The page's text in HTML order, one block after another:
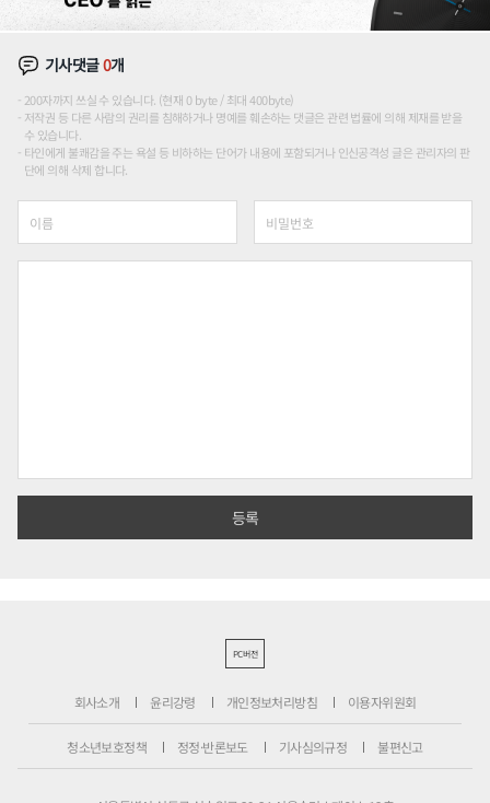
기사댓글0개
200자까지 쓰실 수 있습니다. (현재 0 byte / 최대 400byte)
저작권 등 다른 사람의 권리를 침해하거나 명예를 훼손하는 댓글은 관련 법률에 의해 제재를 받을
수 있습니다.
타인에게 불쾌감을 주는 욕설 등 비하하는 단어가 내용에 포함되거나 인신공격성 글은 관리자의 판
단에 의해 삭제 합니다.
PC버전
회사소개 윤리강령 개인정보처리방침 이용자위원회
청소년보호정책 정정·반론보도 기사심의규정 불편신고